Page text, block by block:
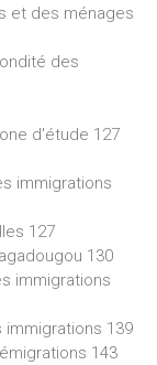
et des ménages
des
d'étude 127
immigrations
127
130
immigrations
immigrations 139
143